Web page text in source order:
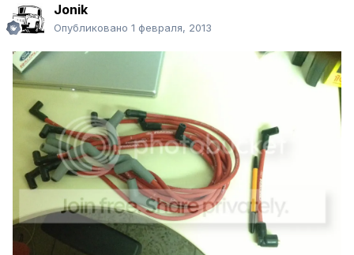
Jonik
Опубликовано 1 февраля, 2013